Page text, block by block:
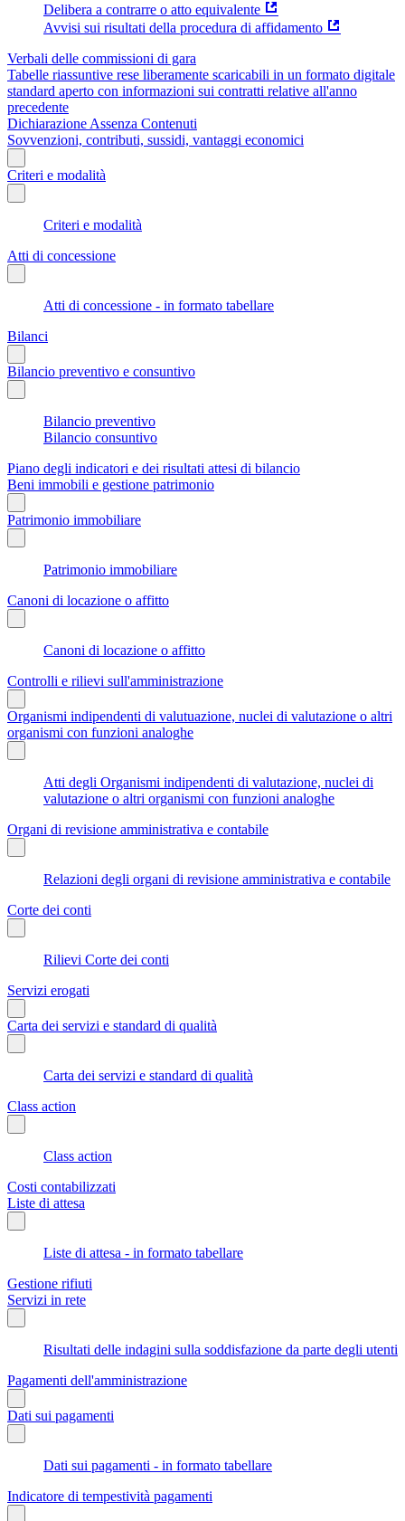
Delibera a contrarre o atto equivalente
Avvisi sui risultati della procedura di affidamento
Verbali delle commissioni di gara
Tabelle riassuntive rese liberamente scaricabili in un formato digitale
standard aperto con informazioni sui contratti relative all'anno
precedente
Dichiarazione Assenza Contenuti
Sovvenzioni, contributi, sussidi, vantaggi economici
Criteri e modalità
Criteri e modalità
Atti di concessione
Atti di concessione - in formato tabellare
Bilanci
Bilancio preventivo e consuntivo
Bilancio preventivo
Bilancio consuntivo
Piano degli indicatori e dei risultati attesi di bilancio
Beni immobili e gestione patrimonio
Patrimonio immobiliare
Patrimonio immobiliare
Canoni di locazione o affitto
Canoni di locazione o affitto
Controlli e rilievi sull'amministrazione
Organismi indipendenti di valutuazione, nuclei di valutazione o altri
organismi con funzioni analoghe
Atti degli Organismi indipendenti di valutazione, nuclei di
valutazione o altri organismi con funzioni analoghe
Organi di revisione amministrativa e contabile
Relazioni degli organi di revisione amministrativa e contabile
Corte dei conti
Rilievi Corte dei conti
Servizi erogati
Carta dei servizi e standard di qualità
Carta dei servizi e standard di qualità
Class action
Class action
Costi contabilizzati
Liste di attesa
Liste di attesa - in formato tabellare
Gestione rifiuti
Servizi in rete
Risultati delle indagini sulla soddisfazione da parte degli utenti
Pagamenti dell'amministrazione
Dati sui pagamenti
Dati sui pagamenti - in formato tabellare
Indicatore di tempestività pagamenti